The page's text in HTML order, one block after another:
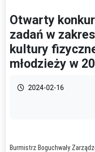
Otwarty
zadań w
kultury
młodzieży w
2024-02-16
Burmistrz Boguchwały